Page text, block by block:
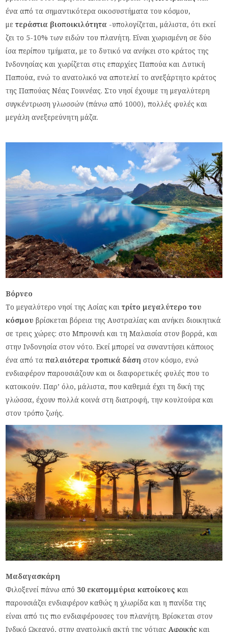
ένα από τα σημαντικότερα οικοσυστήματα του κόσμου,
μετεράστια βιοποικιλότητα -υπολογίζεται, μάλιστα, ότι εκεί
ζει το 5-10% των ειδών του πλανήτη. Είναι χωρισμένη σε δύο
ίσα περίπου τμήματα, με το δυτικό να ανήκει στο κράτος της
Ινδονησίας και χωρίζεται στις επαρχίες Παπούα και Δυτική
Παπούα, ενώ το ανατολικό να αποτελεί το ανεξάρτητο κράτος
της Παπούας Νέας Γουινέας. Στο νησί έχουμε τη μεγαλύτερη
συγκέντρωση γλωσσών (πάνω από 1000), πολλές φυλές και
μεγάλη ανεξερεύνητη μάζα.
Βόρνεο
Το μεγαλύτερο νησί της Ασίας καιτρίτο μεγαλύτερο του
κόσμου βρίσκεται βόρεια της Αυστραλίας και ανήκει διοικητικά
σε τρεις χώρες: στο Μπρουνέι και τη Μαλαισία στον βορρά, και
στην Ινδονησία στον νότο. Εκεί μπορεί να συναντήσει κάποιος
ένα από ταπαλαιότερα τροπικά δάση στον κόσμο, ενώ
ενδιαφέρον παρουσιάζουν και οι διαφορετικές φυλές που το
κατοικούν. Παρ’ όλο, μάλιστα, που καθεμιά έχει τη δική της
γλώσσα, έχουν πολλά κοινά στη διατροφή, την κουλτούρα και
στον τρόπο ζωής.
Μαδαγασκάρη
Φιλοξενεί πάνω από 30 εκατομμύρια κατοίκους και
παρουσιάζει ενδιαφέρον καθώς η χλωρίδα και η πανίδα της
είναι από τις πιο ενδιαφέρουσες του πλανήτη. Βρίσκεται στον
Ινδικό Ωκεανό, στην ανατολική ακτή της νότιας Αφρικής και